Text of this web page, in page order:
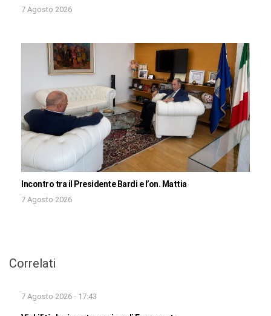
7 Agosto 2026
Incontro tra il Presidente Bardi e l’on. Mattia
7 Agosto 2026
Correlati
7 Agosto 2026 - 17:43